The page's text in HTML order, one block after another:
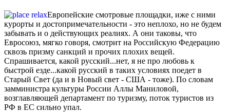
Европейские смотровые площадки, иже с ними
курорты и достопримечательности - это неплохо, но не будем
забывать и о действующих реалиях. А они таковы, что
Евросоюз, мягко говоря, смотрит на Российскую Федерацию
сквозь призму санкций и прочих плохих вещей.
Спрашивается, какой русский...нет, я не про любовь к
быстрой езде...какой русский в таких условиях поедет в
Старый Свет (да и в Новый свет - США - тоже). По словам
замминистра культуры России Аллы Маниловой,
возглавляющей департамент по туризму, поток туристов из
РФ в ЕС сильно упал.